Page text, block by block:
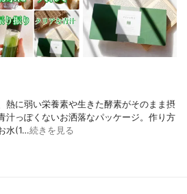
熱に弱い栄養素や生きた酵素がそのまま摂
汁っぽくないお洒落なパッケージ。作り方
水(1…続きを見る